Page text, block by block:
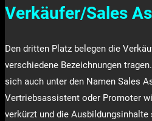
Verkäufer/Sales
Den dritten Platz belegen die
verschiedene Bezeichnungen
sich auch unter den Namen Sales
Vertriebsassistent oder Promoter
verkürzt und die